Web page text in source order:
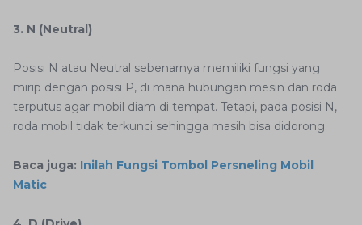
3. N (Neutral)
Posisi N atau Neutral sebenarnya memiliki fungsi yang
mirip dengan posisi P, di mana hubungan mesin dan roda
terputus agar mobil diam di tempat. Tetapi, pada posisi N,
roda mobil tidak terkunci sehingga masih bisa didorong.
Baca juga: Inilah Fungsi Tombol Persneling Mobil
Matic